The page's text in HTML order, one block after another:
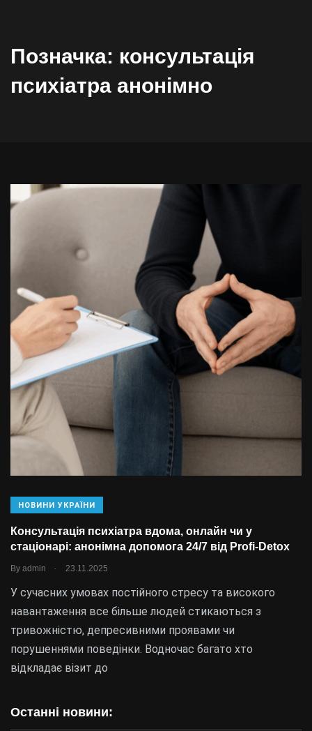
Позначка: консультація
психіатра анонімно
НОВИНИ УКРАЇНИ
Консультація психіатра вдома, онлайн чи у
стаціонарі: анонімна допомога 24/7 від Profi-Detox
By admin . 23.11.2025
У сучасних умовах постійного стресу та високого
навантаження все більше людей стикаються з
тривожністю, депресивними проявами чи
порушеннями поведінки. Водночас багато хто
відкладає візит до
Останні новини: